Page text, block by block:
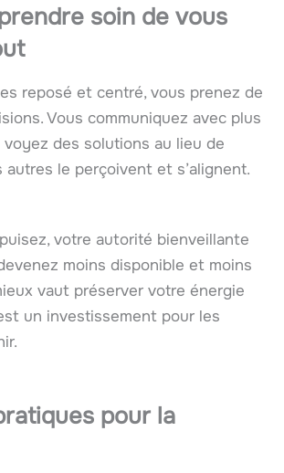
soin de vous
reposé et centré, vous prenez de
Vous communiquez avec plus
voyez des solutions au lieu de
autres le perçoivent et s’alignent.
votre autorité bienveillante
moins disponible et moins
vaut préserver votre énergie
un investissement pour les
pour la